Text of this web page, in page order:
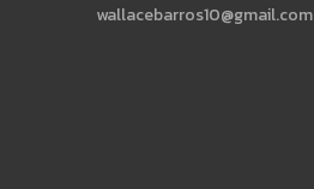
wallacebarros10@gmail.com